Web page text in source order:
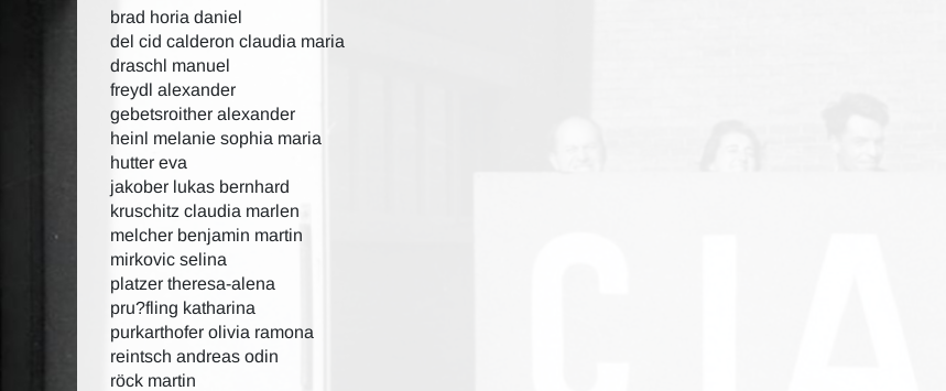
brad horia daniel
del cid calderon claudia maria
draschl manuel
freydl alexander
gebetsroither alexander
heinl melanie sophia maria
hutter eva
jakober lukas bernhard
kruschitz claudia marlen
melcher benjamin martin
mirkovic selina
platzer theresa-alena
pru?fling katharina
purkarthofer olivia ramona
reintsch andreas odin
röck martin